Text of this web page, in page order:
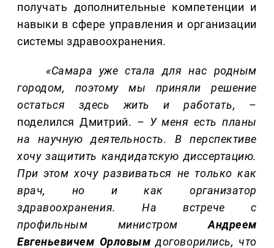
получать дополнительные компетенции и
навыки в сфере управления и организации
системы здравоохранения.
«Самара уже стала для нас родным
городом, поэтому мы приняли решение
остаться здесь жить и работать, –
поделился Дмитрий. – У меня есть планы
на научную деятельность. В перспективе
хочу защитить кандидатскую диссертацию.
При этом хочу развиваться не только как
врач, но и как организатор
здравоохранения. На встрече с
профильным министромАндреем
Евгеньевичем Орловым договорились, что